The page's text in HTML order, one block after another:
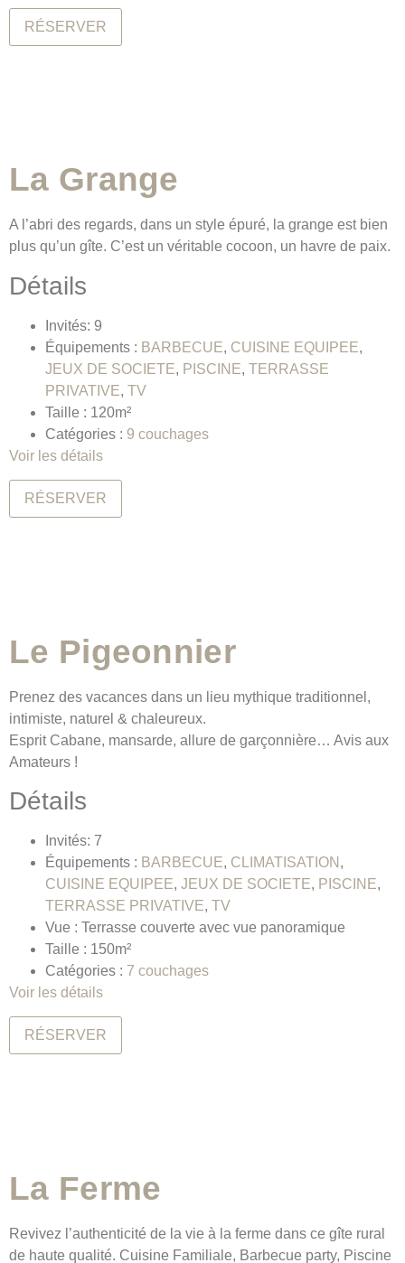
RÉSERVER
La Grange
A l’abri des regards, dans un style épuré, la grange est bien
plus qu’un gîte. C’est un véritable cocoon, un havre de paix.
Détails
Invités: 9
Équipements : BARBECUE, CUISINE EQUIPEE,
JEUX DE SOCIETE, PISCINE, TERRASSE
PRIVATIVE, TV
Taille : 120m²
Catégories : 9 couchages
Voir les détails
RÉSERVER
Le Pigeonnier
Prenez des vacances dans un lieu mythique traditionnel,
intimiste, naturel & chaleureux.
Esprit Cabane, mansarde, allure de garçonnière… Avis aux
Amateurs !
Détails
Invités: 7
Équipements : BARBECUE, CLIMATISATION ,
CUISINE EQUIPEE, JEUX DE SOCIETE, PISCINE,
TERRASSE PRIVATIVE, TV
Vue : Terrasse couverte avec vue panoramique
Taille : 150m²
Catégories : 7 couchages
Voir les détails
RÉSERVER
La Ferme
Revivez l’authenticité de la vie à la ferme dans ce gîte rural
de haute qualité. Cuisine Familiale, Barbecue party, Piscine